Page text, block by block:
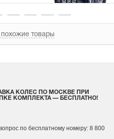
похожие товары
КОЛЕС ПО МОСКВЕ ПРИ
КОМПЛЕКТА — БЕСПЛАТНО!
по бесплатному номеру: 8 800